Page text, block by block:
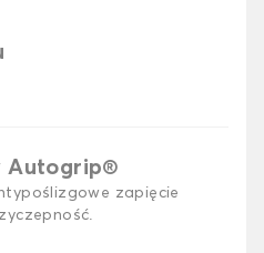
Autogrip®
zapięcie